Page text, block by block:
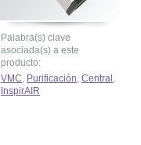
Palabra(s) clave
asociada(s) a este
producto:
VMC, Purificación,Central ,
InspirAIR